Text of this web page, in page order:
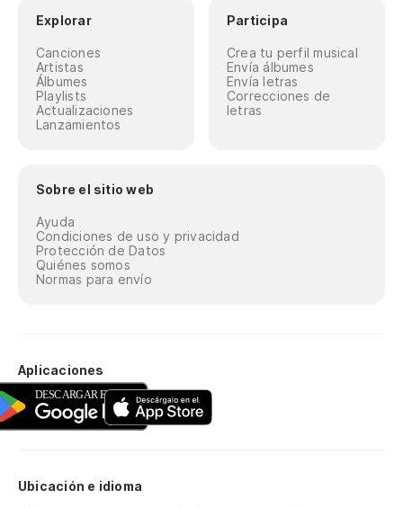
Explorar
Canciones
Artistas
Álbumes
Playlists
Actualizaciones
Lanzamientos
Participa
Crea tu perfil musical
Envía álbumes
Envía letras
Correcciones de
letras
Sobre el sitio web
Ayuda
Condiciones de uso y privacidad
Protección de Datos
Quiénes somos
Normas para envío
Aplicaciones
Ubicación e idioma